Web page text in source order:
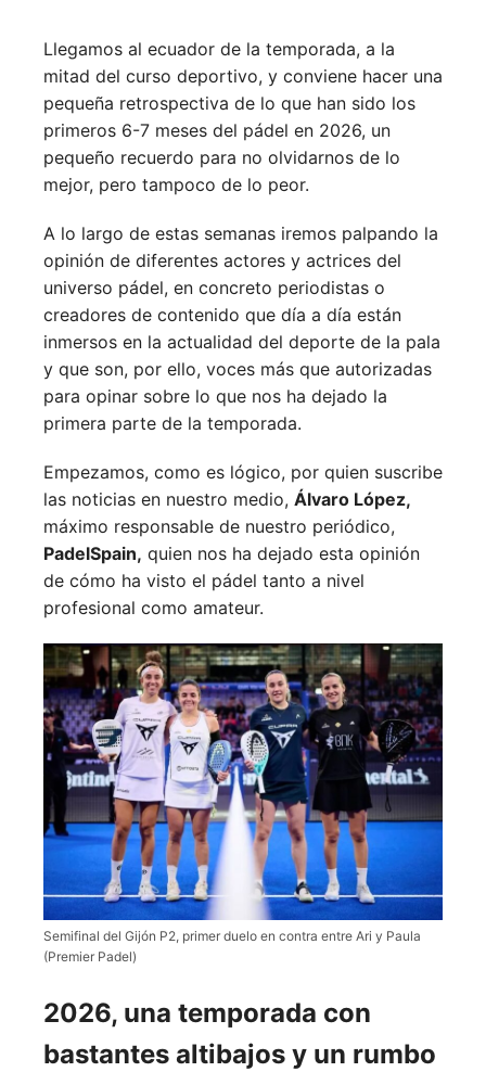
Llegamos al ecuador de la temporada, a la
mitad del curso deportivo, y conviene hacer una
pequeña retrospectiva de lo que han sido los
primeros 6-7 meses del pádel en 2026, un
pequeño recuerdo para no olvidarnos de lo
mejor, pero tampoco de lo peor.
A lo largo de estas semanas iremos palpando la
opinión de diferentes actores y actrices del
universo pádel, en concreto periodistas o
creadores de contenido que día a día están
inmersos en la actualidad del deporte de la pala
y que son, por ello, voces más que autorizadas
para opinar sobre lo que nos ha dejado la
primera parte de la temporada.
Empezamos, como es lógico, por quien suscribe
las noticias en nuestro medio, Álvaro López,
máximo responsable de nuestro periódico,
PadelSpain, quien nos ha dejado esta opinión
de cómo ha visto el pádel tanto a nivel
profesional como amateur.
Semifinal del Gijón P2, primer duelo en contra entre Ari y Paula
(Premier Padel)
2026, una temporada con
bastantes altibajos y un rumbo